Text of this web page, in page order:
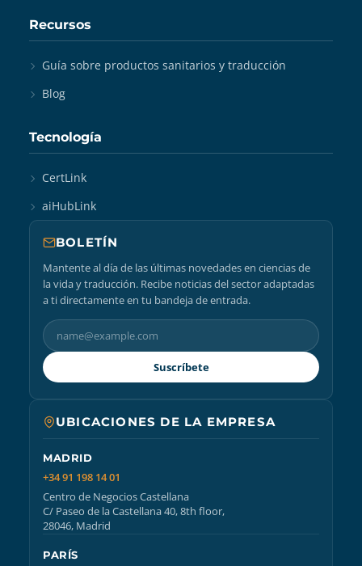
Recursos
Guía sobre productos sanitarios y traducción
Blog
Tecnología
CertLink
aiHubLink
BOLETÍN
Mantente al día de las últimas novedades en ciencias de
la vida y traducción. Recibe noticias del sector adaptadas
a ti directamente en tu bandeja de entrada.
Suscríbete
UBICACIONES DE LA EMPRESA
MADRID
+34 91 198 14 01
Centro de Negocios Castellana
C/ Paseo de la Castellana 40, 8th floor,
28046, Madrid
PARÍS